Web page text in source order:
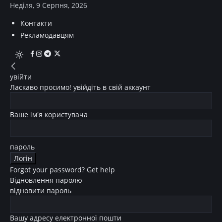
Неділя, 9 Серпня, 2026
Контакти
Рекламодавцям
увійти
Ласкаво просимо! увійдіть в свій аккаунт
Ваше ім'я користувача
пароль
Forgot your password? Get help
Відновлення паролю
відновити пароль
Вашу адресу електронної пошти